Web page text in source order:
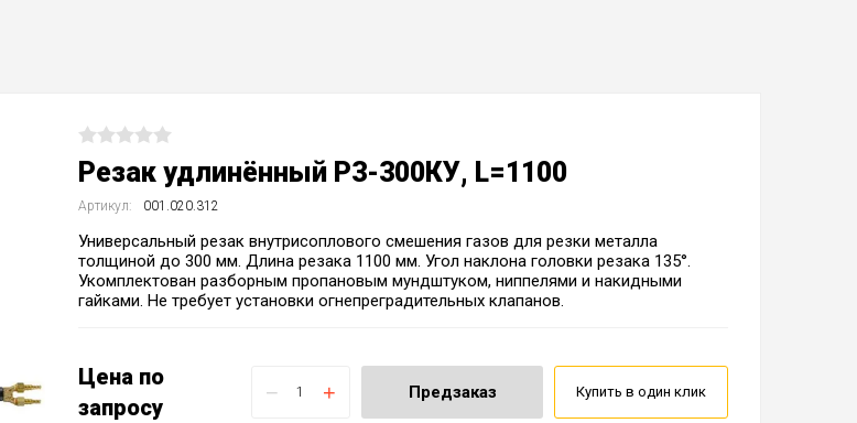
Резак удлинённый Р3-300КУ, L=1100
Артикул: 001.020.312
Универсальный резак внутрисоплового смешения газов для резки металла
толщиной до 300 мм. Длина резака 1100 мм. Угол наклона головки резака 135°.
Укомплектован разборным пропановым мундштуком, ниппелями и накидными
гайками. Не требует установки огнепреградительных клапанов.
Цена по
запросу
− + Предзаказ Купить в один клик